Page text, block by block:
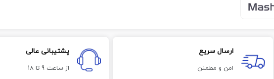
ارسال سریع
امن و مطمئن
پشتیبانی عالی
از ساعت 9 تا 18